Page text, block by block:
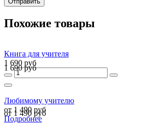
Похожие товары
Книга для учителя
1 690 руб
1 690 руб
Любимому учителю
от 1 490 руб
от 1 490 руб
Подробнее